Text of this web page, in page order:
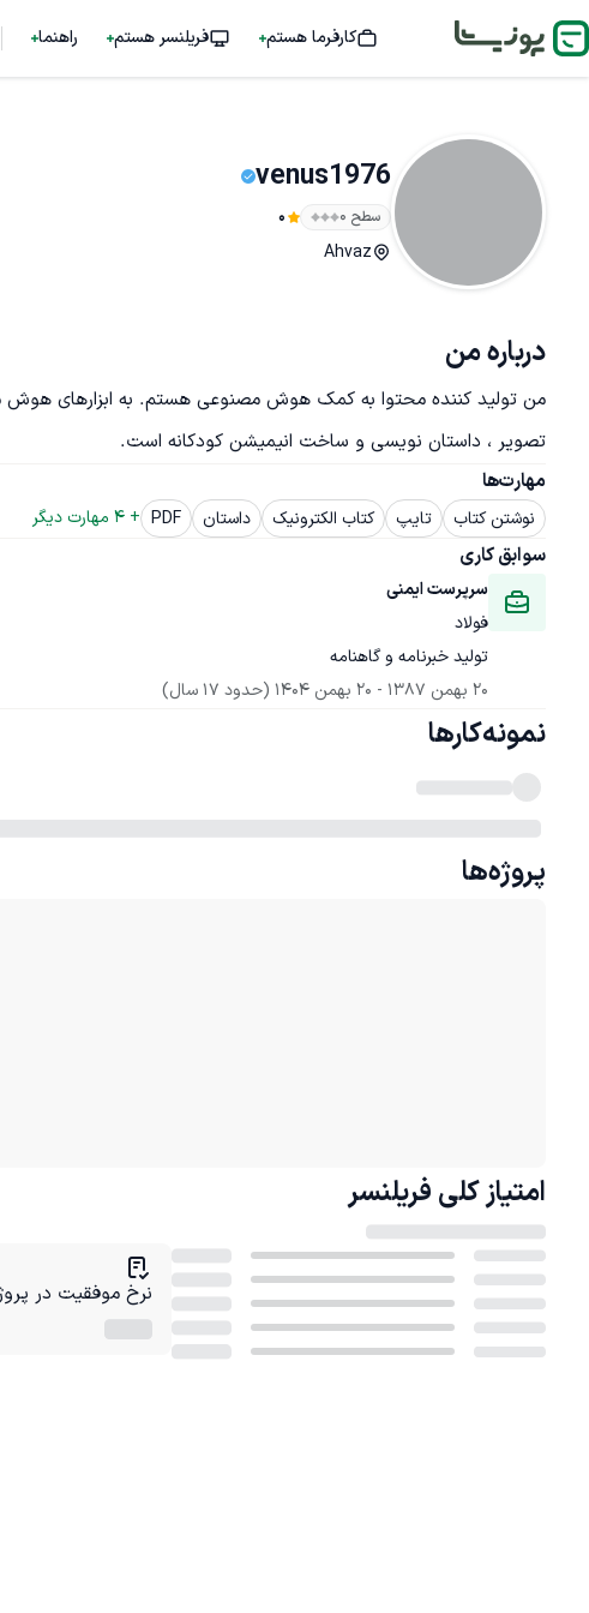
کارفرما هستم فریلنسر هستم راهنما
venus1976
سطح ۰ 0
Ahvaz
درباره من
من تولید کننده محتوا به کمک هوش مصنوعی هستم. به ابزارهای هوش
تصویر ، داستان نویسی و ساخت انیمیشن کودکانه است.
مهارت‌ها
نوشتن کتاب تایپ کتاب الکترونیک داستان PDF
+
4 مهارت دیگر
سوابق کاری
سرپرست ایمنی
فولاد
تولید خبرنامه و گاهنامه
20 بهمن 1387
- 20 بهمن 1404 (حدود 17 سال)
نمونه‌کارها
پروژه‌ها
امتیاز کلی فریلنسر
نرخ موفقیت در